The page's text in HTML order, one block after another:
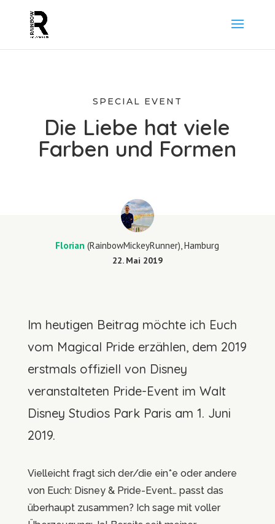
SPECIAL EVENT
Die Liebe hat viele
Farben und Formen
Florian(RainbowMickeyRunner), Hamburg
22. Mai 2019
Im heutigen Beitrag möchte ich Euch
vom Magical Pride erzählen, dem 2019
erstmals offiziell von Disney
veranstalteten Pride-Event im Walt
Disney Studios Park Paris am 1. Juni
2019.
Vielleicht fragt sich der/die ein*e oder andere
von Euch: Disney & Pride-Event… passt das
überhaupt zusammen? Ich sage mit voller